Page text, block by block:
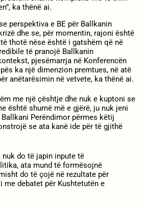
ka thënë ai.
perspektiva e BE për Ballkanin
dhe se, për momentin, rajoni është
thotë nëse është i gatshëm që në
të pranojë Ballkanin
pjesëmarrja në Konferencën
ka një dimenzion premtues, në atë
anëtarësimin në vetvete, ka thënë ai.
me një çështje dhe nuk e kuptoni se
është shumë më e gjërë, ju nuk jeni
Perëndimor përmes këtij
se ata kanë ide për të gjithë
do të japin inpute të
ata mund të formësojnë
do të çojë në rezultate për
debatet për Kushtetutën e